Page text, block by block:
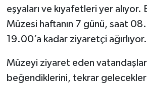
eşyaları ve kıyafetleri yer alıyor.
Müzesi haftanın 7 günü, saat
19.00’a kadar ziyaretçi ağırlıyor.
Müzeyi ziyaret eden
beğendiklerini, tekrar